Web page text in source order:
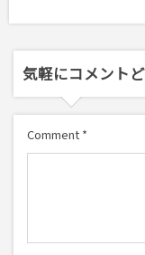
気軽にコメント
Comment *